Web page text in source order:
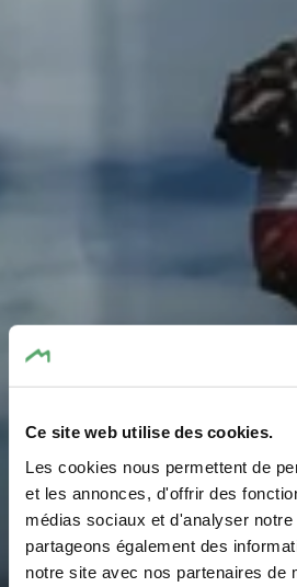
Ce site web utilise des cookies.
Les cookies nous permettent de
et les annonces, d'offrir des
médias sociaux et d'analyser
partageons également des
notre site avec nos partenaires de
Station de
pour vélos